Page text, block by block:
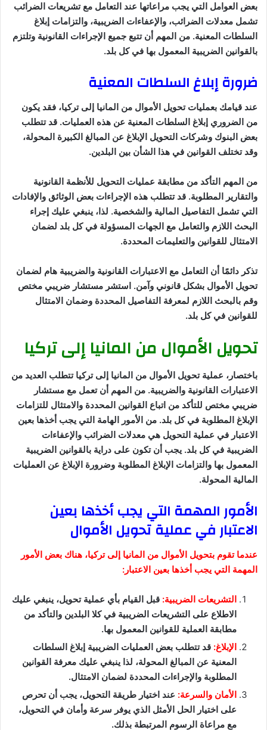
بعض العوامل التي يجب مراعاتها عند التعامل مع تشريعات الضرائب
تشمل معدلات الضرائب، والإعفاءات الضريبية، والتزامات إبلاغ
السلطات المعنية. من المهم أن تتبع جميع الإجراءات القانونية وتلتزم
بالقوانين الضريبية المعمول بها في كل بلد.
ضرورة إبلاغ السلطات المعنية
عند قيامك بعمليات تحويل الأموال من المانيا إلى تركيا، فقد يكون
من الضروري إبلاغ السلطات المعنية عن هذه العمليات. قد تتطلب
بعض البنوك وشركات التحويل الإبلاغ عن المبالغ الكبيرة المحولة،
وقد تختلف القوانين في هذا الشأن بين البلدين.
من المهم التأكد من مطابقة عمليات التحويل للأنظمة القانونية
والتقارير المطلوبة. قد تتطلب هذه الإجراءات بعض الوثائق والإفادات
التي تشمل التفاصيل المالية والشخصية. لذا، ينبغي عليك إجراء
البحث اللازم والتعامل مع الجهات المسؤولة في كل بلد لضمان
الامتثال للقوانين والتعليمات المحددة.
تذكر دائمًا أن التعامل مع الاعتبارات القانونية والضريبية هام لضمان
تحويل الأموال بشكل قانوني وآمن. استشر مستشار ضريبي مختص
وقم بالبحث اللازم لمعرفة التفاصيل المحددة وضمان الامتثال
للقوانين في كل بلد.
تحويل الأموال من المانيا إلى تركيا
باختصار، عملية تحويل الأموال من المانيا إلى تركيا تتطلب العديد من
الاعتبارات القانونية والضريبية. من المهم أن تعمل مع مستشار
ضريبي مختص للتأكد من اتباع القوانين المحددة والامتثال للتزامات
الإبلاغ المطلوبة في كل بلد. من الأمور الهامة التي يجب أخذها بعين
الاعتبار في عملية التحويل هي معدلات الضرائب والإعفاءات
الضريبية في كل بلد. يجب أن تكون على دراية بالقوانين الضريبية
المعمول بها والتزامات الإبلاغ المطلوبة وضرورة الإبلاغ عن العمليات
المالية المحولة.
الأمور المهمة التي يجب أخذها بعين
الاعتبار في عملية تحويل الأموال
عندما تقوم بتحويل الأموال من المانيا إلى تركيا، هناك بعض الأمور
المهمة التي يجب أخذها بعين الاعتبار:
التشريعات الضريبية: قبل القيام بأي عملية تحويل، ينبغي عليك
الاطلاع على التشريعات الضريبية في كلا البلدين والتأكد من
مطابقة العملية للقوانين المعمول بها.
الإبلاغ: قد تتطلب بعض العمليات الضريبية إبلاغ السلطات
المعنية عن المبالغ المحولة، لذا ينبغي عليك معرفة القوانين
المطلوبة والإجراءات المحددة لضمان الامتثال.
الأمان والسرعة: عند اختيار طريقة التحويل، يجب أن تحرص
على اختيار الحل الأمثل الذي يوفر سرعة وأمان في التحويل،
مع مراعاة الرسوم المرتبطة بذلك.